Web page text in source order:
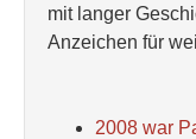
mit langer
Anzeichen für
2008 war